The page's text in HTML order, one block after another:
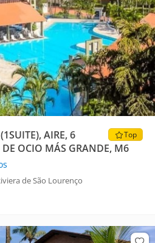
Top
AIRE, 6
DE OCIO MÁS GRANDE, M6
de São Lourenço